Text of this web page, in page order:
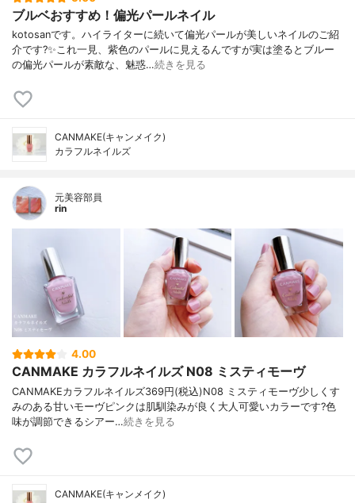
ブルベおすすめ！偏光パールネイル
kotosanです。ハイライターに続いて偏光パールが美しいネイルのご紹
介です?✨これ一見、紫色のパールに見えるんですが実は塗るとブルー
の偏光パールが素敵な、魅惑…続きを見る
CANMAKE(キャンメイク)
カラフルネイルズ
元美容部員
rin
4.00
CANMAKE カラフルネイルズ N08 ミスティモーヴ
CANMAKEカラフルネイルズ369円(税込)N08 ミスティモーヴ少しくす
みのある甘いモーヴピンクは肌馴染みが良く大人可愛いカラーです?色
味が調節できるシアー…続きを見る
CANMAKE(キャンメイク)